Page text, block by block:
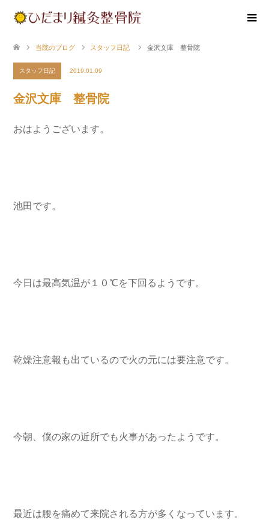
当院のブログ スタッフ日記 金沢文庫 整骨院
スタッフ日記 2019.01.09
金沢文庫 整骨院
おはようございます。
池田です。
今日は最高気温が１０℃を下回るようです。
乾燥注意報も出ているので火の元には要注意です。
今朝、僕の家の近所でも火事があったようです。
最近は腰を痛めて来院される方が多くなっています。